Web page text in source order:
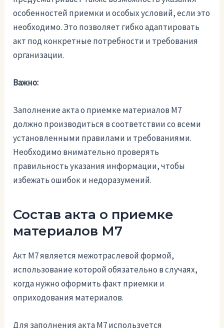
особенностей приемки и особых условий, если это
необходимо. Это позволяет гибко адаптировать
акт под конкретные потребности и требования
организации.
Важно:
Заполнение акта о приемке материалов М7
должно производиться в соответствии со всеми
установленными правилами и требованиями.
Необходимо внимательно проверять
правильность указания информации, чтобы
избежать ошибок и недоразумений.
Состав акта о приемке
материалов М7
Акт М7 является межотраслевой формой,
использование которой обязательно в случаях,
когда нужно оформить факт приемки и
оприходования материалов.
Для заполнения акта М7 используется